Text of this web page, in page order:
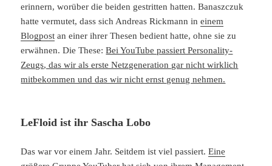
erinnern, worüber die beiden gestritten hatten. Banaszczuk
hatte vermutet, dass sich Andreas Rickmann ineinem
Blogpost an einer ihrer Thesen bedient hatte, ohne sie zu
erwähnen. Die These:Bei YouTube passiert Personality-
Zeugs, das wir als erste Netzgeneration gar nicht wirklich
mitbekommen und das wir nicht ernst genug nehmen.
LeFloid ist ihr Sascha Lobo
Das war vor einem Jahr. Seitdem ist viel passiert.Eine